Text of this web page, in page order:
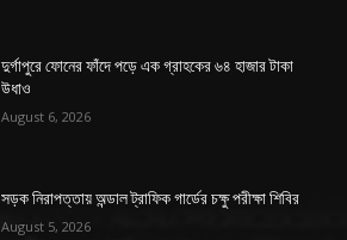
দুর্গাপুরে ফোনের ফাঁদে পড়ে এক গ্রাহকের ৬৪ হাজার টাকা
উধাও
August 6, 2026
সড়ক নিরাপত্তায় অন্ডাল ট্রাফিক গার্ডের চক্ষু পরীক্ষা শিবির
August 5, 2026